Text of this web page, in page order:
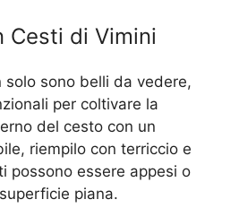
Cesti di Vimini
solo sono belli da vedere,
per coltivare la
del cesto con un
riempilo con terriccio e
possono essere appesi o
piana.